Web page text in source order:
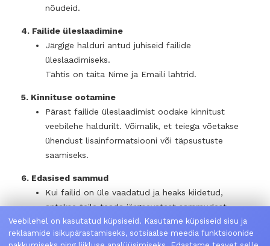
nõudeid.
4. Failide üleslaadimine
Järgige halduri antud juhiseid failide
üleslaadimiseks.
Tähtis on täita Nime ja Emaili lahtrid.
5. Kinnituse ootamine
Pärast failide üleslaadimist oodake kinnitust
veebilehe haldurilt. Võimalik, et teiega võetakse
ühendust lisainformatsiooni või täpsustuste
saamiseks.
6. Edasised sammud
Kui failid on üle vaadatud ja heaks kiidetud,
antakse teile teada järgnevatest sammudest,
nagu näiteks 3D-printimise protsessi ajakava ja
võimalikud kulud.
Veebilehel on kasutatud küpsiseid. Kasutame küpsiseid sisu ja
reklaamide isikupärastamiseks, sotsiaalse meedia funktsioonide